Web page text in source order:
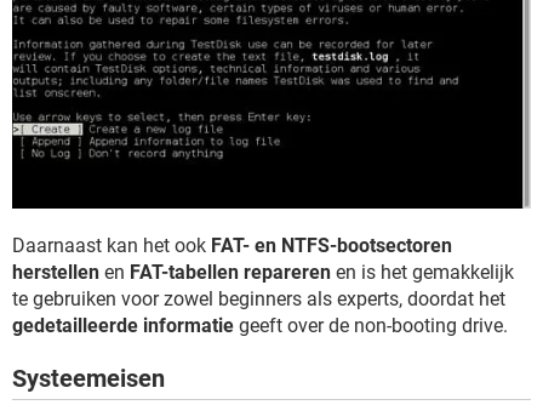
Daarnaast kan het ook FAT- en NTFS-bootsectoren
herstellen en FAT-tabellen repareren en is het gemakkelijk
te gebruiken voor zowel beginners als experts, doordat het
gedetailleerde informatie geeft over de non-booting drive.
Systeemeisen